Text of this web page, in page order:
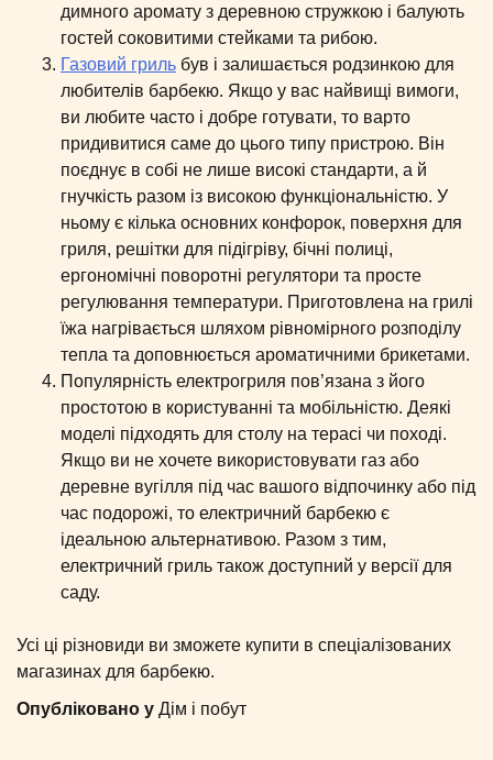
димного аромату з деревною стружкою і балують
гостей соковитими стейками та рибою.
Газовий гриль був і залишається родзинкою для
любителів барбекю. Якщо у вас найвищі вимоги,
ви любите часто і добре готувати, то варто
придивитися саме до цього типу пристрою. Він
поєднує в собі не лише високі стандарти, а й
гнучкість разом із високою функціональністю. У
ньому є кілька основних конфорок, поверхня для
гриля, решітки для підігріву, бічні полиці,
ергономічні поворотні регулятори та просте
регулювання температури. Приготовлена ​​на грилі
їжа нагрівається шляхом рівномірного розподілу
тепла та доповнюється ароматичними брикетами.
Популярність електрогриля пов’язана з його
простотою в користуванні та мобільністю. Деякі
моделі підходять для столу на терасі чи поході.
Якщо ви не хочете використовувати газ або
деревне вугілля під час вашого відпочинку або під
час подорожі, то електричний барбекю є
ідеальною альтернативою. Разом з тим,
електричний гриль також доступний у версії для
саду.
Усі ці різновиди ви зможете купити в спеціалізованих
магазинах для барбекю.
Опубліковано у Дім і побут